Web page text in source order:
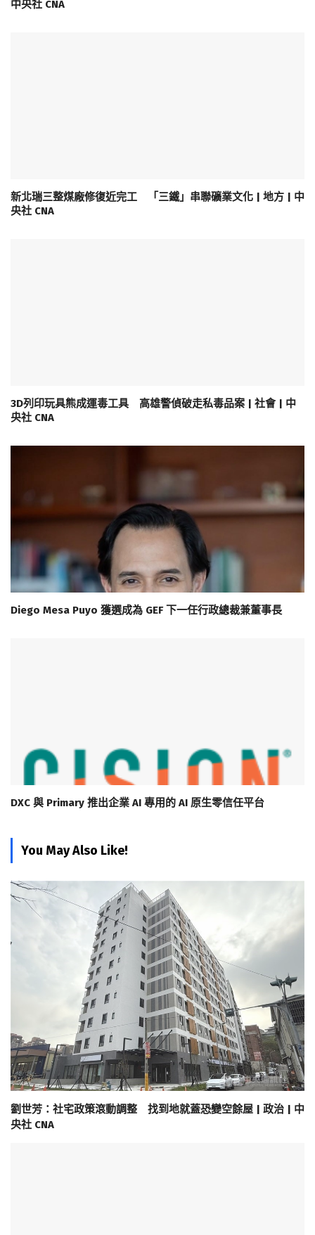
中央社 CNA
新北瑞三整煤廠修復近完工 「三鐵」串聯礦業文化 | 地方 | 中
央社 CNA
3D列印玩具熊成運毒工具 高雄警偵破走私毒品案 | 社會 | 中
央社 CNA
Diego Mesa Puyo 獲選成為 GEF 下一任行政總裁兼董事長
DXC 與 Primary 推出企業 AI 專用的 AI 原生零信任平台
You May Also Like!
劉世芳：社宅政策滾動調整 找到地就蓋恐變空餘屋 | 政治 | 中
央社 CNA